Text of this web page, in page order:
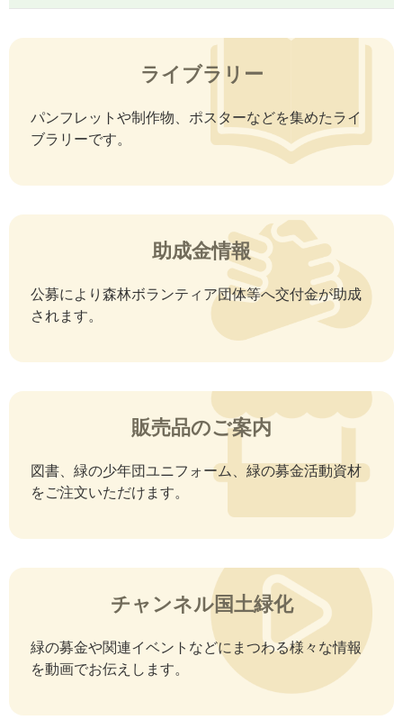
ライブラリー
パンフレットや制作物、ポスターなどを集めたライ
ブラリーです。
助成金情報
公募により森林ボランティア団体等へ交付金が助成
されます。
販売品のご案内
図書、緑の少年団ユニフォーム、緑の募金活動資材
をご注文いただけます。
チャンネル国土緑化
緑の募金や関連イベントなどにまつわる様々な情報
を動画でお伝えします。